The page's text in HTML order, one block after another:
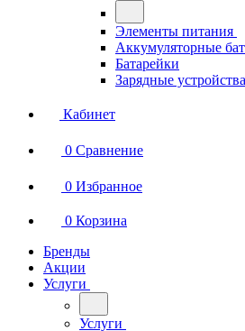
Элементы питания
Аккумуляторные
Батарейки
Зарядные
Кабинет
0 Сравнение
0 Избранное
0 Корзина
Бренды
Акции
Услуги
Услуги